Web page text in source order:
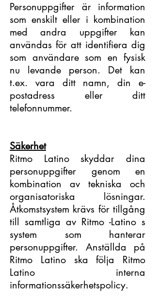
Personuppgifter är information
som enskilt eller i kombination
med andra uppgifter kan
användas för att identifiera dig
som användare som en fysisk
nu levande person. Det kan
t.ex. vara ditt namn, din e-
postadress eller ditt
telefonnummer.
Säkerhet
Ritmo Latino skyddar dina
personuppgifter genom en
kombination av tekniska och
organisatoriska lösningar.
Åtkomstsystem krävs för tillgång
till samtliga av Ritmo -Latino s
system som hanterar
personuppgifter. Anställda på
Ritmo Latino ska följa Ritmo
Latino interna
informationssäkerhetspolicy.